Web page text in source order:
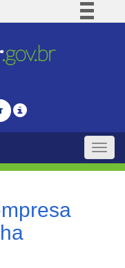
Comunica BR
Legislação
Toggle